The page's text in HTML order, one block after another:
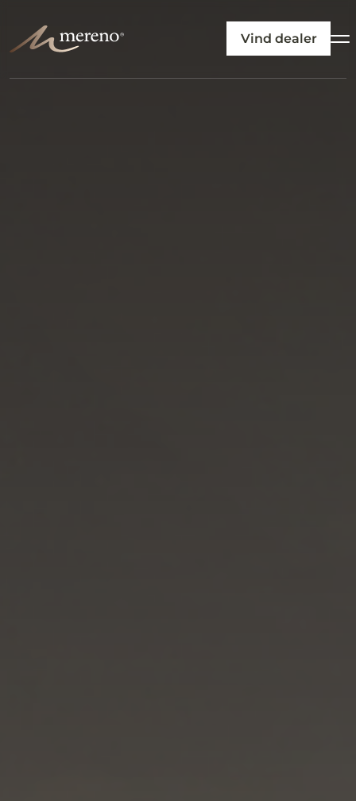
Vind dealer